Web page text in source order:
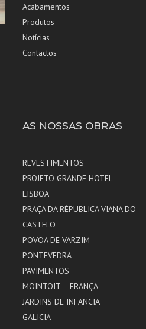
Acabamentos
Produtos
Notícias
Contactos
AS NOSSAS OBRAS
REVESTIMENTOS
PROJETO GRANDE HOTEL
LISBOA
PRAÇA DA RÉPUBLICA VIANA DO
CASTELO
POVOA DE VARZIM
PONTEVEDRA
PAVIMENTOS
MOINTOIT – FRANÇA
JARDINS DE INFANCIA
GALICIA